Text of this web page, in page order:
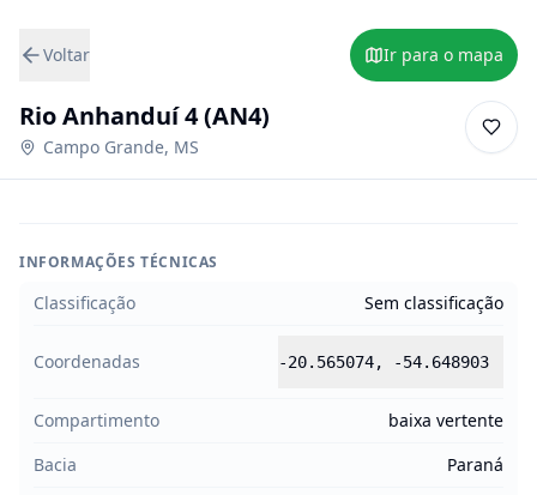
Voltar Ir para o mapa
Rio Anhanduí 4 (AN4)
Campo Grande, MS
INFORMAÇÕES TÉCNICAS
Classificação Sem classificação
Coordenadas -20.565074, -54.648903
Compartimento
baixa vertente
Bacia
Paraná